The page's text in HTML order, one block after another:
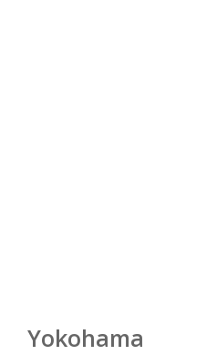
Yokohama